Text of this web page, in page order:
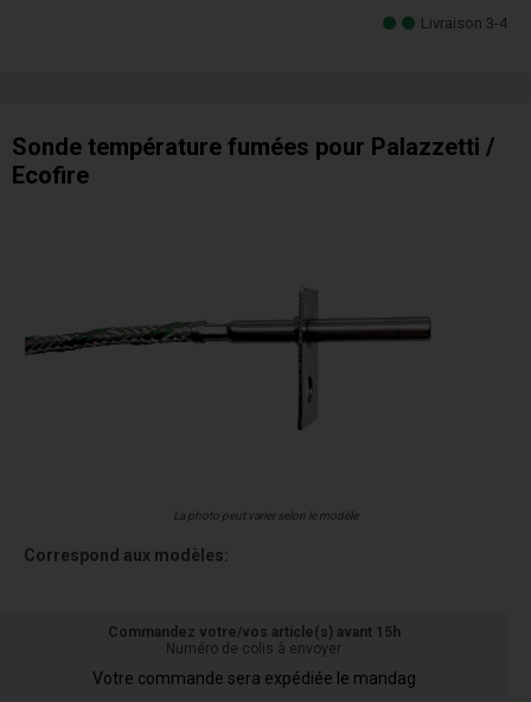
Livraison 3-4
Sonde température fumées pour Palazzetti /
Ecofire
La photo peut varier selon le modèle
Correspond aux modèles:
Commandez votre/vos article(s) avant 15h
Numéro de colis à envoyer
Votre commande sera expédiée le mandag